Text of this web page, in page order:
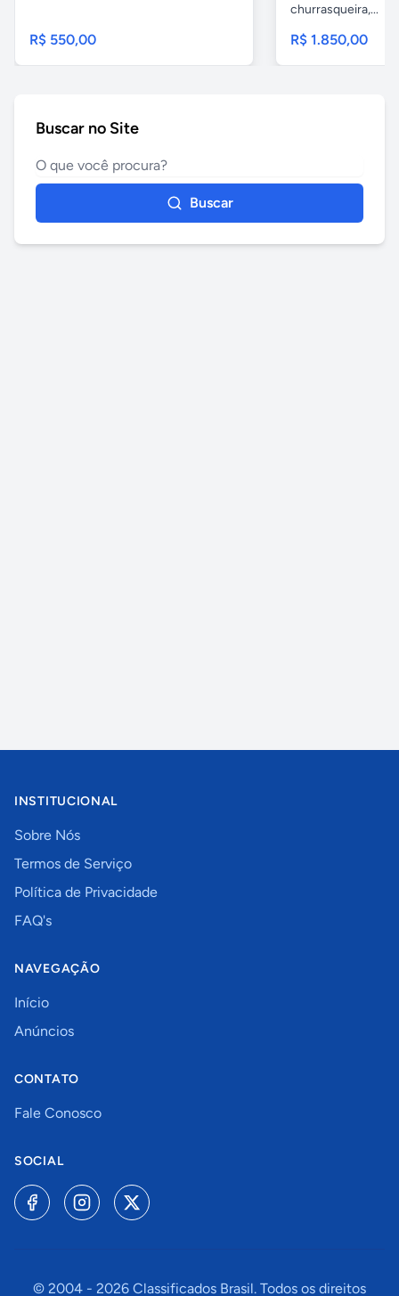
R$ 550,00
churrasqueira,...
R$ 1.850,00
Buscar no Site
Buscar
INSTITUCIONAL
Sobre Nós
Termos de Serviço
Política de Privacidade
FAQ's
NAVEGAÇÃO
Início
Anúncios
CONTATO
Fale Conosco
SOCIAL
© 2004 - 2026 Classificados Brasil. Todos os direitos